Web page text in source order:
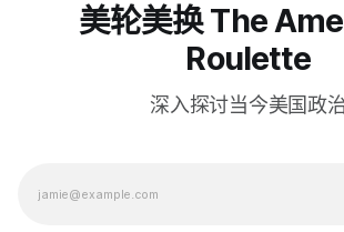
美轮美换 The
Roulette
深入探讨当今美国政